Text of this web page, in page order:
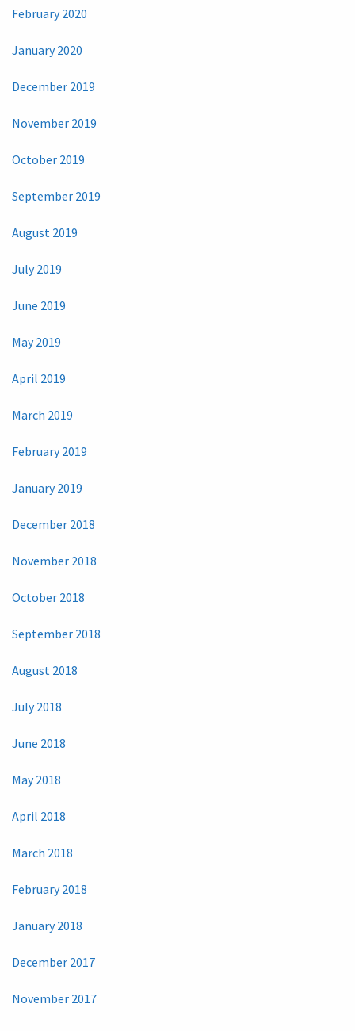
February 2020
January 2020
December 2019
November 2019
October 2019
September 2019
August 2019
July 2019
June 2019
May 2019
April 2019
March 2019
February 2019
January 2019
December 2018
November 2018
October 2018
September 2018
August 2018
July 2018
June 2018
May 2018
April 2018
March 2018
February 2018
January 2018
December 2017
November 2017